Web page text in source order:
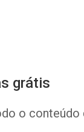
grátis
o conteúdo